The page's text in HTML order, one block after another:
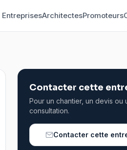
EntreprisesArchitectesPromoteurs
Contacter cette
Pour un chantier, un devis ou
consultation.
Contacter cette